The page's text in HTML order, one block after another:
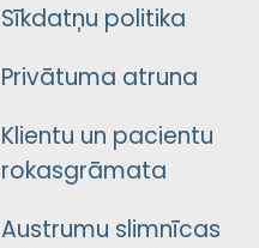
Sīkdatņu politika
Privātuma atruna
Klientu un pacientu
rokasgrāmata
Austrumu slimnīcas